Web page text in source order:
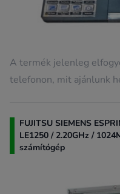
A termék jelenleg
telefonon, mit ajánlunk
FUJITSU SIEMENS
LE1250 / 2.20GHz /
számítógép